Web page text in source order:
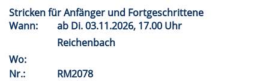
Stricken für Anfänger und Fortgeschrittene
Wann:
ab Di.03.11.2026, 17.00 Uhr
Reichenbach
Wo:
Nr.:
RM2078